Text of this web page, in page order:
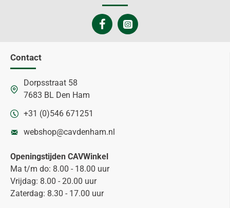
Contact
Dorpsstraat 58
7683 BL Den Ham
+31 (0)546 671251
webshop@cavdenham.nl
Openingstijden CAVWinkel
Ma t/m do: 8.00 - 18.00 uur
Vrijdag: 8.00 - 20.00 uur
Zaterdag: 8.30 - 17.00 uur